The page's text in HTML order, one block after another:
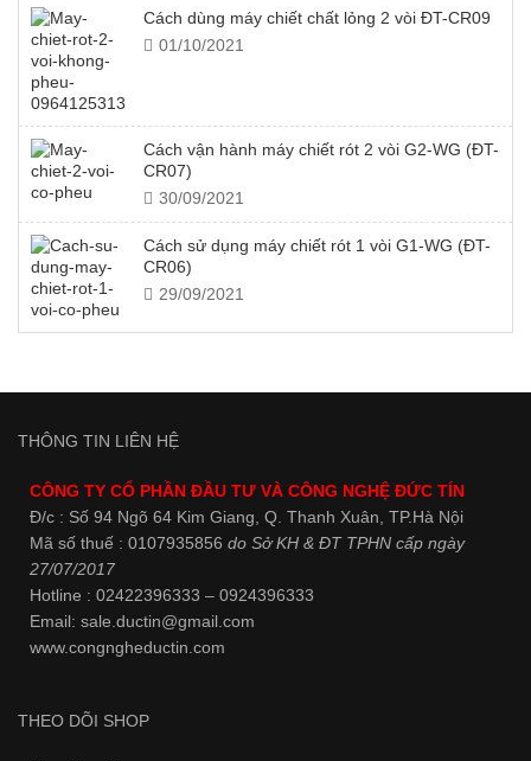
Cách dùng máy chiết chất lỏng 2 vòi ĐT-CR09
01/10/2021
Cách vận hành máy chiết rót 2 vòi G2-WG (ĐT-
CR07)
30/09/2021
Cách sử dụng máy chiết rót 1 vòi G1-WG (ĐT-
CR06)
29/09/2021
THÔNG TIN LIÊN HỆ
CÔNG TY CỔ PHẦN ĐẦU TƯ VÀ CÔNG NGHỆ ĐỨC TÍN
Đ/c : Số 94 Ngõ 64 Kim Giang, Q. Thanh Xuân, TP.Hà Nội
Mã số thuế : 0107935856 do Sở KH & ĐT TPHN cấp ngày
27/07/2017
Hotline : 02422396333 – 0924396333
Email: sale.ductin@gmail.com
www.congngheductin.com
THEO DÕI SHOP